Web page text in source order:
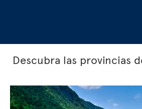
Descubra las provincias